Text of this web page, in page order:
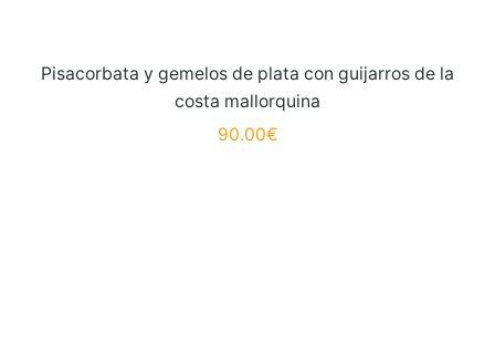
Pisacorbata y gemelos de plata con guijarros de la
costa mallorquina
90.00€